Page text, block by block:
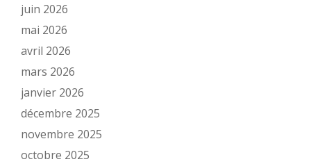
juin 2026
mai 2026
avril 2026
mars 2026
janvier 2026
décembre 2025
novembre 2025
octobre 2025